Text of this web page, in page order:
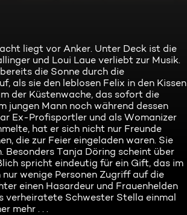
liegt vor Anker. Unter Deck ist die
und Loui Laue verliebt zur Musik.
die Sonne durch die
als sie den leblosen Felix in den Kissen
der Küstenwache, das sofort die
jungen Mann noch während dessen
Ex-Profisportler und als Womanizer
hat er sich nicht nur Freunde
die zur Feier eingeladen waren. Sie
Tanja Döring scheint über
spricht eindeutig für ein Gift, das im
wenige Personen Zugriff auf die
einen Hasardeur und Frauenhelden
verheiratete Schwester Stella einmal
mehr . . .